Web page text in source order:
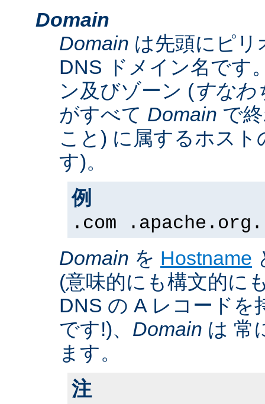
Domain
Domain は先頭にピリ
DNS ドメイン名です
ン及びゾーン (すなわ
がすべて Domain で
こと) に属するホス
す)。
例
.com .apache.org.
Domain を Hostname
(意味的にも構文的に
DNS の A レコードを
です!)、 Domain は 常
ます。
注